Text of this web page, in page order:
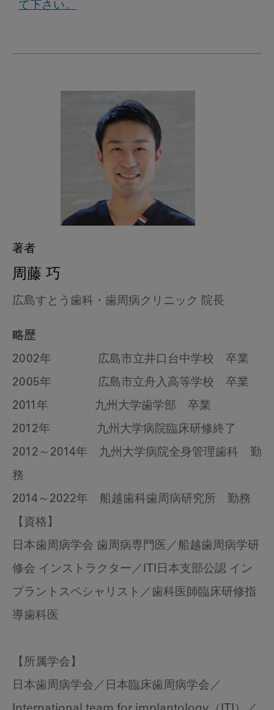
て下さい。
著者
周藤 巧
広島すとう歯科・歯周病クリニック 院長
略歴
2002年 広島市立井口台中学校 卒業
2005年 広島市立舟入高等学校 卒業
2011年 九州大学歯学部 卒業
2012年 九州大学病院臨床研修終了
2012～2014年 九州大学病院全身管理歯科 勤
務
2014～2022年 船越歯科歯周病研究所 勤務
【資格】
日本歯周病学会 歯周病専門医／船越歯周病学研
修会 インストラクター／ITI日本支部公認 イン
プラントスペシャリスト／歯科医師臨床研修指
導歯科医
【所属学会】
日本歯周病学会／日本臨床歯周病学会／